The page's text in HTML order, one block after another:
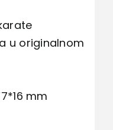
u originalnom
mm